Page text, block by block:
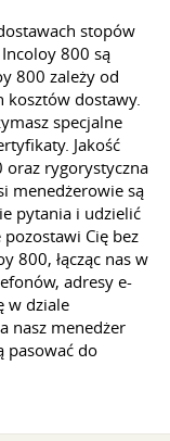
stopów
800 są
800 zależy od
dostawy.
specjalne
Jakość
oraz rygorystyczna
menedżerowie są
pytania i udzielić
Cię bez
800, łącząc nas w
adresy e-
w dziale
nasz menedżer
pasować do